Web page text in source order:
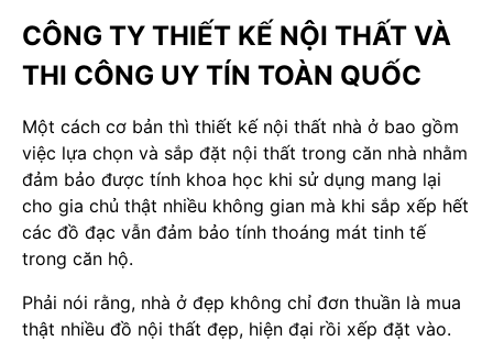
CÔNG TY THIẾT KẾ NỘI THẤT VÀ
THI CÔNG UY TÍN TOÀN QUỐC
Một cách cơ bản thì thiết kế nội thất nhà ở bao gồm
việc lựa chọn và sắp đặt nội thất trong căn nhà nhằm
đảm bảo được tính khoa học khi sử dụng mang lại
cho gia chủ thật nhiều không gian mà khi sắp xếp hết
các đồ đạc vẫn đảm bảo tính thoáng mát tinh tế
trong căn hộ.
Phải nói rằng, nhà ở đẹp không chỉ đơn thuần là mua
thật nhiều đồ nội thất đẹp, hiện đại rồi xếp đặt vào.